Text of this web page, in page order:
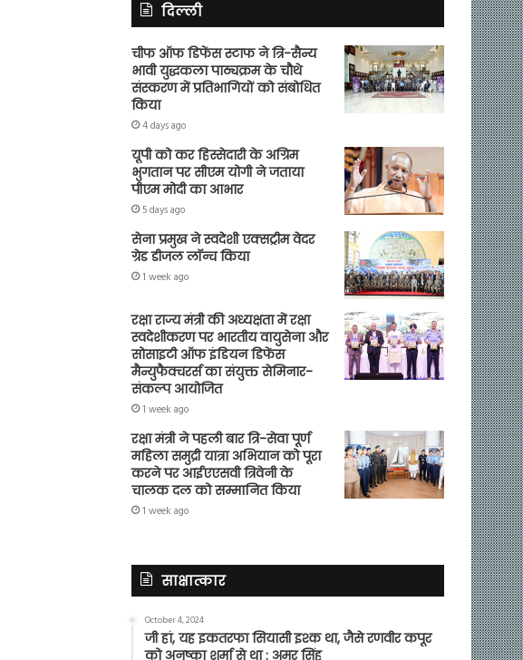
दिल्ली
चीफ ऑफ डिफेंस स्टाफ ने त्रि-सैन्य
भावी युद्धकला पाठ्यक्रम के चौथे
संस्करण में प्रतिभागियों को संबोधित
किया
4 days ago
यूपी को कर हिस्सेदारी के अग्रिम
भुगतान पर सीएम योगी ने जताया
पीएम मोदी का आभार
5 days ago
सेना प्रमुख ने स्वदेशी एक्सट्रीम वेदर
ग्रेड डीजल लॉन्च किया
1 week ago
रक्षा राज्य मंत्री की अध्यक्षता में रक्षा
स्वदेशीकरण पर भारतीय वायुसेना और
सोसाइटी ऑफ इंडियन डिफेंस
मैन्युफैक्चरर्स का संयुक्त सेमिनार-
संकल्प आयोजित
1 week ago
रक्षा मंत्री ने पहली बार त्रि-सेवा पूर्ण
महिला समुद्री यात्रा अभियान को पूरा
करने पर आईएएसवी त्रिवेनी के
चालक दल को सम्मानित किया
1 week ago
साक्षात्कार
October 4, 2024
जी हां, यह इकतरफा सियासी इश्क था, जैसे रणवीर कपूर
को अनुष्का शर्मा से था : अमर सिंह